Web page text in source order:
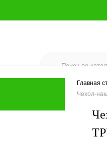
Главная
Чехол-